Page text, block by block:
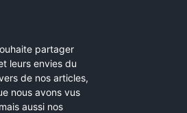
partager
leurs envies du
de nos articles,
nous avons vus
aussi nos